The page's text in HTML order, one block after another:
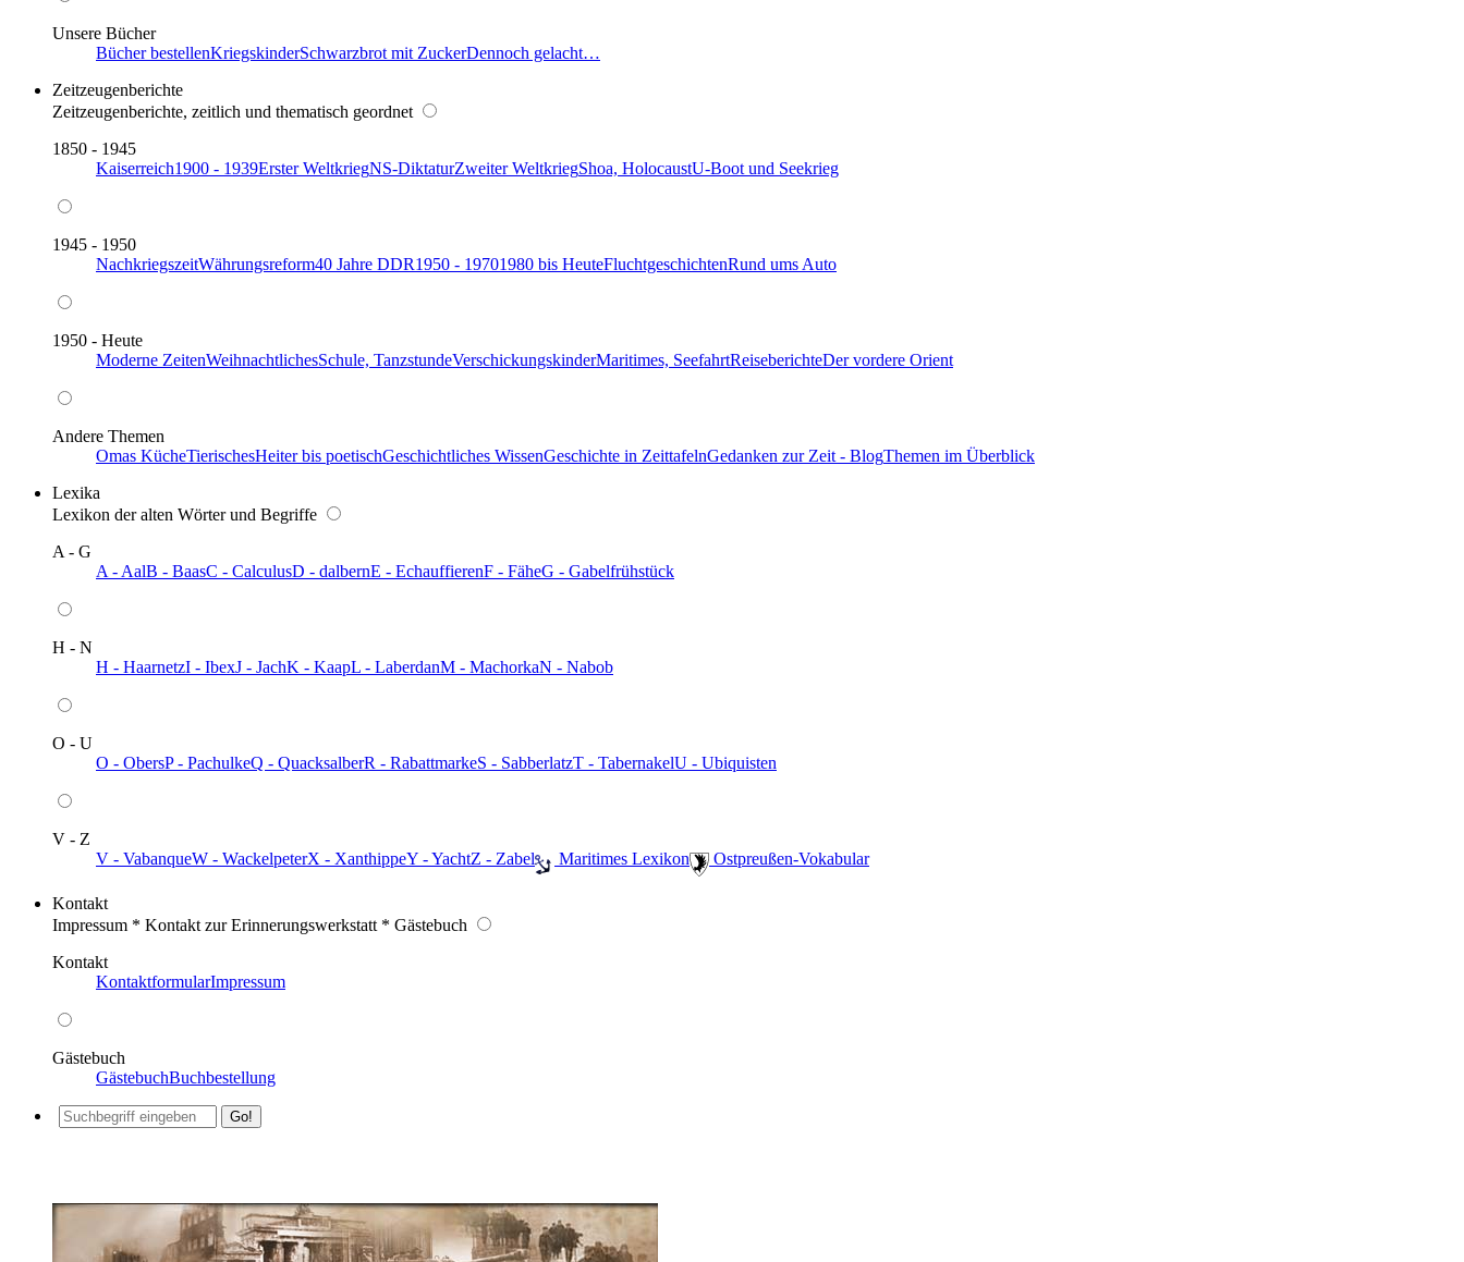
Unsere Bücher
Bücher bestellenKriegskinderSchwarzbrot mit ZuckerDennoch gelacht…
Zeitzeugenberichte
Zeitzeugenberichte, zeitlich und thematisch geordnet
1850 - 1945
Kaiserreich1900 - 1939Erster WeltkriegNS-DiktaturZweiter WeltkriegShoa, HolocaustU-Boot und Seekrieg
1945 - 1950
NachkriegszeitWährungsreform40 Jahre DDR1950 - 19701980 bis HeuteFluchtgeschichtenRund ums Auto
1950 - Heute
Moderne ZeitenWeihnachtlichesSchule, TanzstundeVerschickungskinderMaritimes, SeefahrtReiseberichteDer vordere Orient
Andere Themen
Omas KücheTierischesHeiter bis poetischGeschichtliches WissenGeschichte in ZeittafelnGedanken zur Zeit - BlogThemen im Überblick
Lexika
Lexikon der alten Wörter und Begriffe
A - G
A - AalB - BaasC - CalculusD - dalbernE - EchauffierenF - FäheG - Gabelfrühstück
H - N
H - HaarnetzI - IbexJ - JachK - KaapL - LaberdanM - MachorkaN - Nabob
O - U
O - ObersP - PachulkeQ - QuacksalberR - RabattmarkeS - SabberlatzT - TabernakelU - Ubiquisten
V - Z
V - VabanqueW - WackelpeterX - XanthippeY - YachtZ - Zabel ️ Maritimes Lexikon ️ Ostpreußen-Vokabular
Kontakt
Impressum * Kontakt zur Erinnerungswerkstatt * Gästebuch
Kontakt
KontaktformularImpressum
Gästebuch
GästebuchBuchbestellung